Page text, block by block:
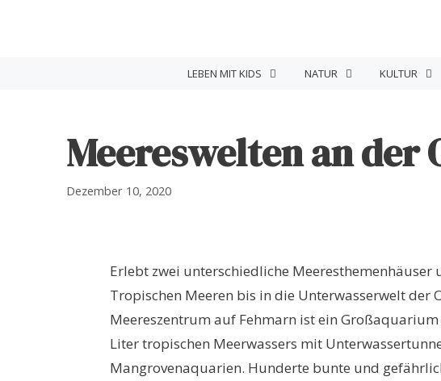
LEBEN MIT KIDS NATUR KULTUR
Meereswelten an der
Dezember 10, 2020
Erlebt zwei unterschiedliche Meeresthemenhäuser
Tropischen Meeren bis in die Unterwasserwelt der
Meereszentrum auf Fehmarn ist ein
Liter tropischen Meerwassers mit
Mangrovenaquarien. Hunderte bunte und